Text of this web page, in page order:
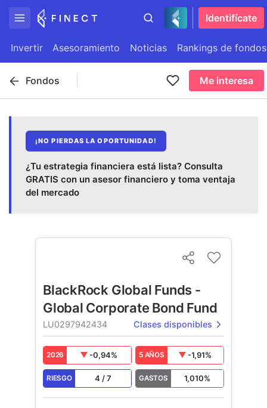
Identifícate
Invertir Asesoramiento Noticias Rankings de fondos
Fondos Me interesa
¡NO PIERDAS LA OPORTUNIDAD!
¿Tu estrategia financiera está lista? Consulta
GRATIS con un asesor financiero y toma ventaja
del mercado
BlackRock Global Funds -
Global Corporate Bond Fund
LU0297942434 Clases disponibles
2026 -0,94% 5 AÑOS -1,91%
RIESGO 4 /7 GASTOS 1,010%